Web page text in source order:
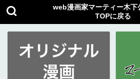
web漫画家マーティー木下
TOPに戻る